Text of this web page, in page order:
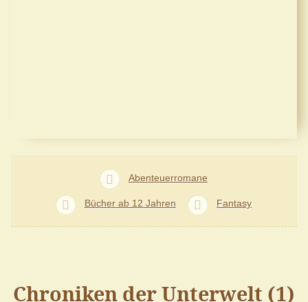
Abenteuerromane
Bücher ab 12 Jahren Fantasy
Chroniken der Unterwelt (1)